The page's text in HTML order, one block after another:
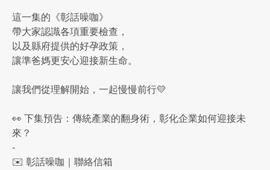
這一集的《彰話噪咖》
帶大家認識各項重要檢查，
以及縣府提供的好孕政策，
讓準爸媽更安心迎接新生命。
讓我們從理解開始，一起慢慢前行💛
👀 下集預告：傳統產業的翻身術，彰化企業如何迎接未
來？
-
✉️ 彰話噪咖｜聯絡信箱